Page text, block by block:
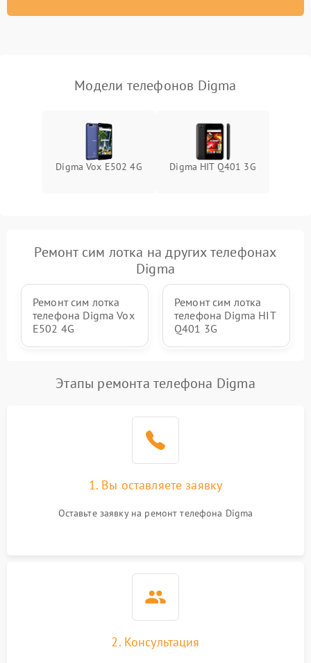
Модели телефонов Digma
Digma Vox E502 4G Digma HIT Q401 3G
Ремонт сим лотка на других телефонах
Digma
Ремонт сим лотка
телефона Digma Vox
E502 4G
Ремонт сим лотка
телефона Digma HIT
Q401 3G
Этапы ремонта телефона Digma
1. Вы оставляете заявку
Оставьте заявку на ремонт телефона Digma
2. Консультация